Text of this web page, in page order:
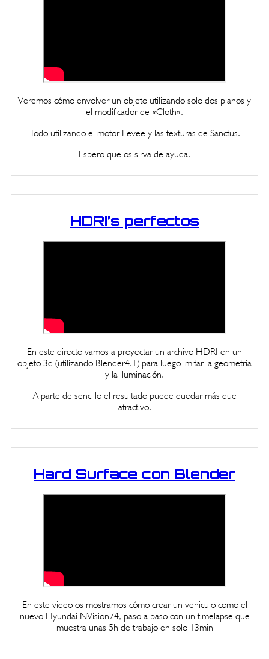
Veremos cómo envolver un objeto utilizando solo dos planos y
el modificador de «Cloth».
Todo utilizando el motor Eevee y las texturas de Sanctus.
Espero que os sirva de ayuda.
HDRI’s perfectos
En este directo vamos a proyectar un archivo HDRI en un
objeto 3d (utilizando Blender4.1) para luego imitar la geometría
y la iluminación.
A parte de sencillo el resultado puede quedar más que
atractivo.
Hard Surface con Blender
En este video os mostramos cómo crear un vehiculo como el
nuevo Hyundai NVision74, paso a paso con un timelapse que
muestra unas 5h de trabajo en solo 13min